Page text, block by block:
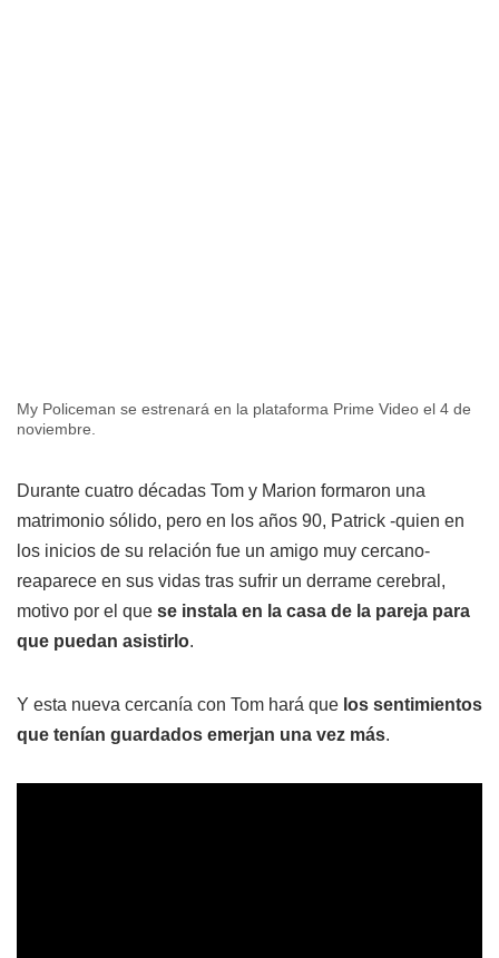
My Policeman se estrenará en la plataforma Prime Video el 4 de
noviembre.
Durante cuatro décadas Tom y Marion formaron una
matrimonio sólido, pero en los años 90, Patrick -quien en
los inicios de su relación fue un amigo muy cercano-
reaparece en sus vidas tras sufrir un derrame cerebral,
motivo por el que se instala en la casa de la pareja para
que puedan asistirlo.
Y esta nueva cercanía con Tom hará que los sentimientos
que tenían guardados emerjan una vez más.